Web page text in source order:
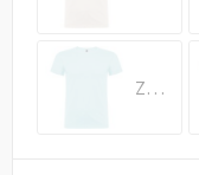
Zoetblauw